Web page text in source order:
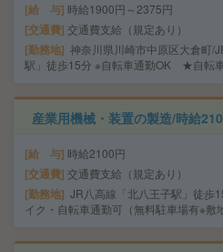
給 与 時給1900円～2375円
交通費 交通費支給（規定あり）
勤務地 神奈川県川崎市中原区大倉町/
駅」徒歩15分 ※自転車通勤OK ★自転
産業用機械・装置の製造/時給
給 与 時給2100円
交通費 交通費支給（規定あり）
勤務地 JR八高線「北八王子駅」徒
イク・自転車通勤可（無料駐車場有※敷